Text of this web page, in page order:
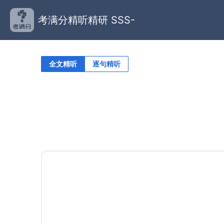
考满分精听精研 SSS-
全文精听 逐句精听